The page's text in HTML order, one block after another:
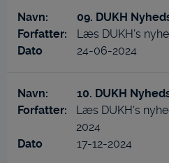
09. DUKH
Læs DUKH's
24-06-2024
10. DUKH
Læs DUKH's
2024
17-12-2024